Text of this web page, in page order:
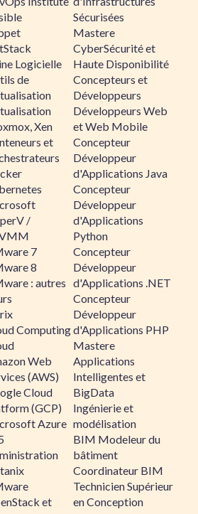
Logicielle
de
Xen
et
/
7
8
: autres
Computing
Web
(AWS)
Cloud
(GCP)
Azure
et
Sécurisées
Mastere
CyberSécurité et
Haute Disponibilité
Concepteurs et
Développeurs
Développeurs Web
et Web Mobile
Concepteur
Développeur
d'Applications Java
Concepteur
Développeur
d'Applications
Python
Concepteur
Développeur
d'Applications .NET
Concepteur
Développeur
d'Applications PHP
Mastere
Applications
Intelligentes et
BigData
Ingénierie et
modélisation
BIM Modeleur du
bâtiment
Coordinateur BIM
Technicien Supérieur
en Conception